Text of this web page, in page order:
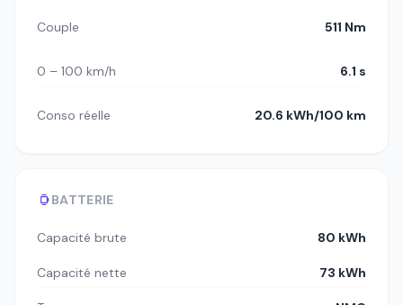
Couple 511 Nm
0 – 100 km/h 6.1 s
Conso réelle 20.6 kWh/100 km
BATTERIE
Capacité brute 80 kWh
Capacité nette 73 kWh